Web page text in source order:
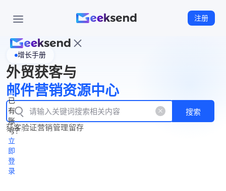
注册
页
WhatsApp
企业号
New
产
品
功
能
产
品
价
格
资
源
中
心
立
即
注
册
已
有
账
号？
立
即
登
录
增长手册
外贸获客与
邮件营销资源中心
搜索
获客验证营销管理留存